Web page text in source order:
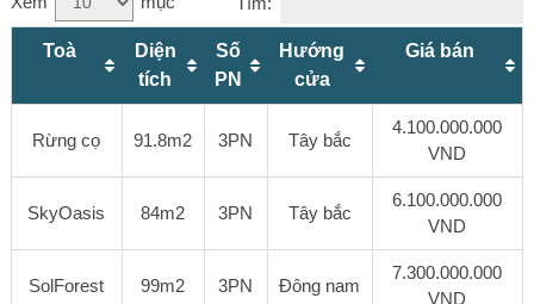
Toà
Diện
tích
Số
PN
Hướng
cửa
Giá bán
Rừng cọ 91.8m2 3PN Tây bắc
4.100.000.000
VND
SkyOasis 84m2 3PN Tây bắc
6.100.000.000
VND
SolForest 99m2 3PN Đông nam
7.300.000.000
VND